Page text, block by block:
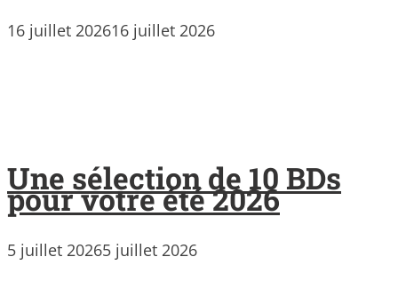
16 juillet 202616 juillet 2026
Une sélection de 10 BDs
pour votre été 2026
5 juillet 20265 juillet 2026